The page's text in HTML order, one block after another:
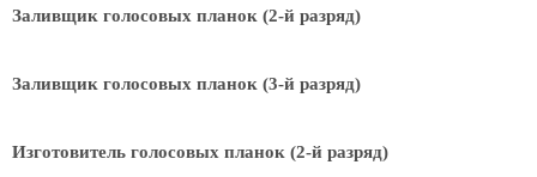
Заливщик голосовых планок (2-й разряд)
Заливщик голосовых планок (3-й разряд)
Изготовитель голосовых планок (2-й разряд)